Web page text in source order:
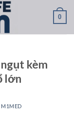
0
ngụt kèm
lớn
M1MED